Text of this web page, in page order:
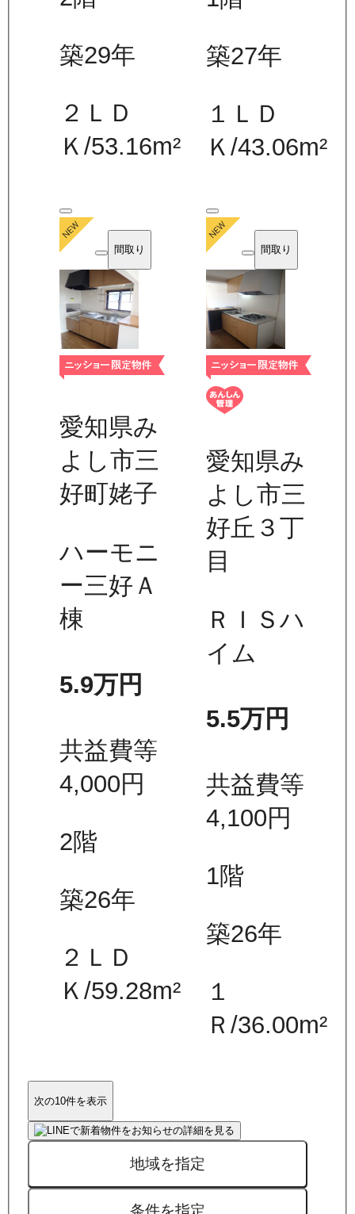
築29年
２ＬＤ
Ｋ/53.16m²
築27年
１ＬＤ
Ｋ /43.06m²
間取り
愛知県み
よし市三
好町姥子
ハーモニ
ー三好Ａ
棟
5.9万円
共益費等
4,000円
2階
築26年
２ＬＤ
Ｋ/59.28m²
間取り
愛知県み
よし市三
好丘３丁
目
ＲＩＳハ
イム
5.5万円
共益費等
4,100円
1階
築26年
１
Ｒ /36.00m²
次の10件を表示
地域を指定